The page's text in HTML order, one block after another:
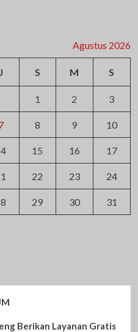
Agustus 2026
J S M S
1 2 3
8 9 10
15 16 17
22 23 24
29 30 31
Berikan Layanan Gratis